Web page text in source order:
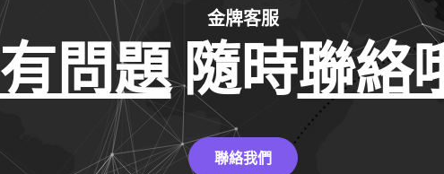
金牌客服
有問題隨時聯絡
聯絡我們